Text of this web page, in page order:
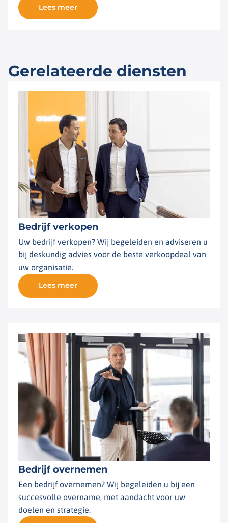
Lees meer
Gerelateerde diensten
Bedrijf verkopen
Uw bedrijf verkopen? Wij begeleiden en adviseren u
bij deskundig advies voor de beste verkoopdeal van
uw organisatie.
Lees meer
Bedrijf overnemen
Een bedrijf overnemen? Wij begeleiden u bij een
succesvolle overname, met aandacht voor uw
doelen en strategie.